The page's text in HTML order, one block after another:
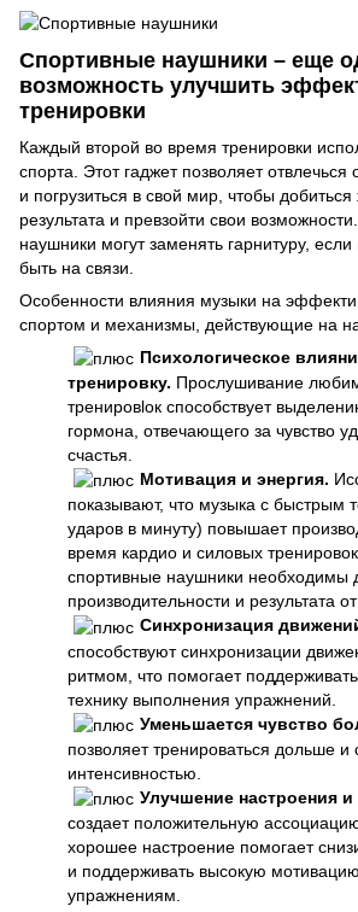
Спортивные наушники – еще
возможность улучшить
тренировки
Каждый второй во время тренировки
спорта. Этот гаджет позволяет
и погрузиться в свой мир, чтобы
результата и превзойти свои
наушники могут заменять гарнитуру,
быть на связи.
Особенности влияния музыки на
спортом и механизмы, действующие на
Психологическое
тренировку. Прослушивание
тренировlок способствует
гормона, отвечающего за чувство
счастья.
Мотивация и энергия.
показывают, что музыка с быстрым
ударов в минуту) повышает
время кардио и силовых
спортивные наушники необходимы
производительности и результата
Синхронизация
способствуют синхронизации
ритмом, что помогает
технику выполнения упражнений.
Уменьшается чувство
позволяет тренироваться дольше и
интенсивностью.
Улучшение настроения
создает положительную
хорошее настроение помогает
и поддерживать высокую
упражнениям.